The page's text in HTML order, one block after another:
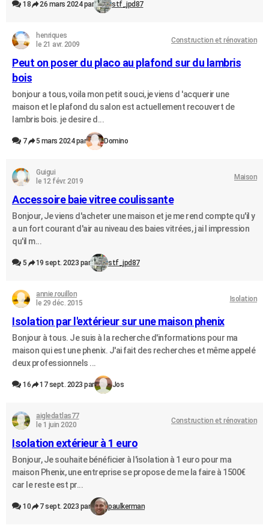
18 26 mars 2024 par stf_jpd87
henriques
le 21 avr. 2009
Construction et rénovation
Peut on poser du placo au plafond sur du lambris
bois
bonjour a tous, voila mon petit souci, je viens d 'acquerir une
maison et le plafond du salon est actuellement recouvert de
lambris bois. je desire d...
7 5 mars 2024 par Domino
Guigui
le 12 févr. 2019
Maison
Accessoire baie vitree coulissante
Bonjour, Je viens d'acheter une maison et je me rend compte qu'il y
a un fort courant d'air au niveau des baies vitrées, j ai l impression
qu'il m...
5 19 sept. 2023 par stf_jpd87
annie.rouillon
le 29 déc. 2015
Isolation
Isolation par l'extérieur sur une maison phenix
Bonjour à tous. Je suis à la recherche d'informations pour ma
maison qui est une phenix. J'ai fait des recherches et même appelé
deux professionnels ...
16 17 sept. 2023 par Jos
aigledatlas77
le 1 juin 2020
Construction et rénovation
Isolation extérieur à 1 euro
Bonjour, Je souhaite bénéficier à l'isolation à 1 euro pour ma
maison Phenix, une entreprise se propose de me la faire à 1500€
car le reste est pr...
10 7 sept. 2023 par paulkerman